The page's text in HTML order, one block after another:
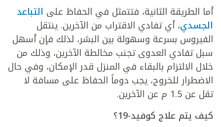
أما الطريقة الثانية، فتتمثل في الحفاظ على التباعد
الجسدي، أي تفادي الاقتراب من الآخرين. ينتقل
الفيروس بسرعة وسهولة بين البشر، لذلك فإن أسهل
سبل تفادي العدوى تجنب مخالطة الآخرين، وذلك من
خلال الالتزام بالبقاء في المنزل قدر الإمكان، وفي حال
الاضطرار للخروج، يجب دوماً الحفاظ على مسافة لا
تقل عن 1.5 م عن الآخرين.
كيف يتم علاج كوفيد-19؟